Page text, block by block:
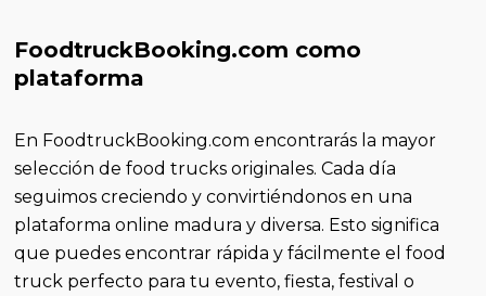
FoodtruckBooking.com como
plataforma
En FoodtruckBooking.com encontrarás la mayor
selección de food trucks originales. Cada día
seguimos creciendo y convirtiéndonos en una
plataforma online madura y diversa. Esto significa
que puedes encontrar rápida y fácilmente el food
truck perfecto para tu evento, fiesta, festival o